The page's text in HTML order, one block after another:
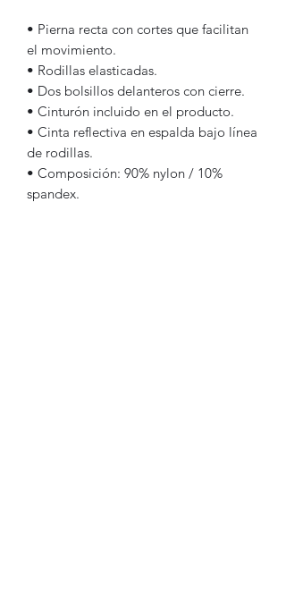
• Pierna recta con cortes que facilitan
el movimiento.
• Rodillas elasticadas.
• Dos bolsillos delanteros con cierre.
• Cinturón incluido en el producto.
• Cinta reflectiva en espalda bajo línea
de rodillas.
• Composición: 90% nylon / 10%
spandex.